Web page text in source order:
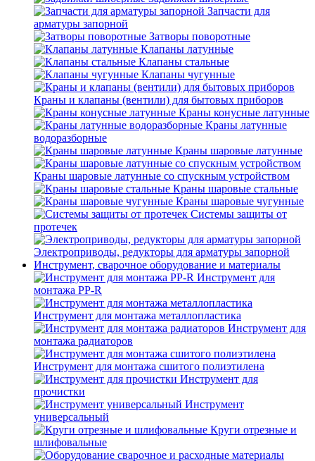
Запчасти для
арматуры запорной
Затворы поворотные
Клапаны латунные
Клапаны стальные
Клапаны чугунные
Краны и клапаны (вентили) для бытовых приборов
Краны конусные латунные
Краны латунные
водоразборные
Краны шаровые латунные
Краны шаровые латунные со спускным устройством
Краны шаровые стальные
Краны шаровые чугунные
Системы защиты от
протечек
Электроприводы, редукторы для арматуры запорной
Инструмент, сварочное оборудование и материалы
Инструмент для
монтажа PP-R
Инструмент для монтажа металлопластика
Инструмент для
монтажа радиаторов
Инструмент для монтажа сшитого полиэтилена
Инструмент для
прочистки
Инструмент
универсальный
Круги отрезные и
шлифовальные